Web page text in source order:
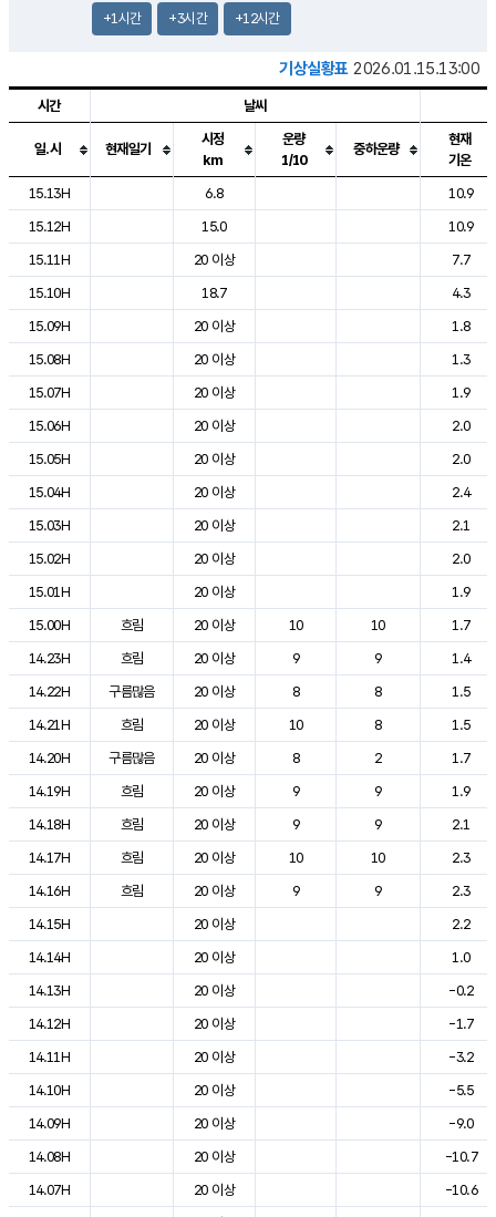
+1시간 +3시간 +12시간
기상실황표 2026.01.15.13:00
도시별 기상실황표로 지점, 날씨, 기온, 강수, 바람, 기압등을 안내한 표입
시간 날씨
일.시 현재일기
시정
km
운량
1/10
중하운량
현재
기온
15.13H
6.8
10.9
15.12H
15.0
10.9
15.11H
20 이상
7.7
15.10H
18.7
4.3
15.09H
20 이상
1.8
15.08H
20 이상
1.3
15.07H
20 이상
1.9
15.06H
20 이상
2.0
15.05H
20 이상
2.0
15.04H
20 이상
2.4
15.03H
20 이상
2.1
15.02H
20 이상
2.0
15.01H
20 이상
1.9
15.00H
흐림 20 이상 10 10
1.7
14.23H
흐림 20 이상 9 9
1.4
14.22H
구름많음 20 이상 8 8
1.5
14.21H
흐림 20 이상 10 8
1.5
14.20H
구름많음 20 이상 8 2
1.7
14.19H
흐림 20 이상 9 9
1.9
14.18H
흐림 20 이상 9 9
2.1
14.17H
흐림 20 이상 10 10
2.3
14.16H
흐림 20 이상 9 9
2.3
14.15H
20 이상
2.2
14.14H
20 이상
1.0
14.13H
20 이상
-0.2
14.12H
20 이상
-1.7
14.11H
20 이상
-3.2
14.10H
20 이상
-5.5
14.09H
20 이상
-9.0
14.08H
20 이상
-10.7
14.07H
20 이상
-10.6